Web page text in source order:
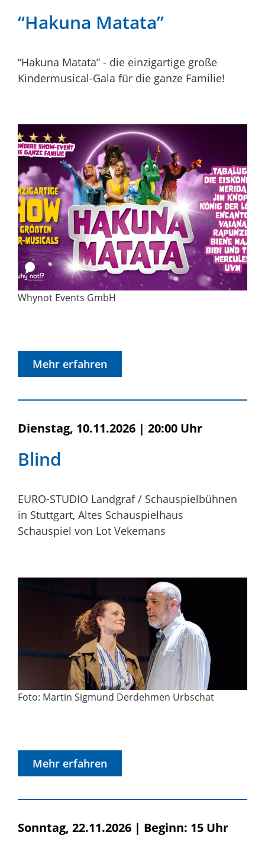
“Hakuna Matata”
“Hakuna Matata” - die einzigartige große
Kindermusical-Gala für die ganze Familie!
Whynot Events GmbH
Mehr erfahren
Dienstag, 10.11.2026 | 20:00 Uhr
Blind
EURO-STUDIO Landgraf / Schauspielbühnen
in Stuttgart, Altes Schauspielhaus
Schauspiel von Lot Vekemans
Foto: Martin Sigmund Derdehmen Urbschat
Mehr erfahren
Sonntag, 22.11.2026 | Beginn: 15 Uhr